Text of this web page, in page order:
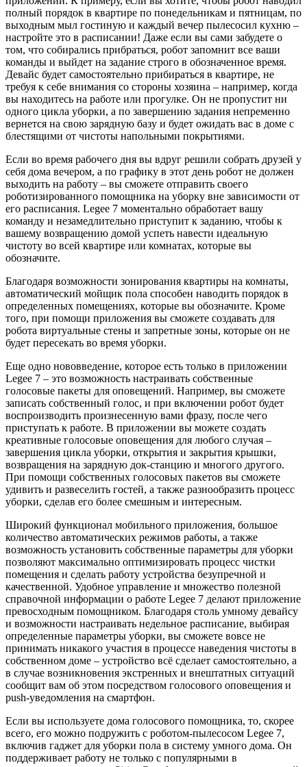
полный порядок в квартире по понедельникам и пятницам, по
выходным мыл гостиную и каждый вечер пылесосил кухню –
настройте это в расписании! Даже если вы сами забудете о
том, что собирались прибраться, робот запомнит все ваши
команды и выйдет на задание строго в обозначенное время.
Девайс будет самостоятельно прибираться в квартире, не
требуя к себе внимания со стороны хозяина – например, когда
вы находитесь на работе или прогулке. Он не пропустит ни
одного цикла уборки, а по завершению задания непременно
вернется на свою зарядную базу и будет ожидать вас в доме с
блестящими от чистоты напольными покрытиями.
Если во время рабочего дня вы вдруг решили собрать друзей у
себя дома вечером, а по графику в этот день робот не должен
выходить на работу – вы сможете отправить своего
роботизированного помощника на уборку вне зависимости от
его расписания. Legee 7 моментально обработает вашу
команду и незамедлительно приступит к заданию, чтобы к
вашему возвращению домой успеть навести идеальную
чистоту во всей квартире или комнатах, которые вы
обозначите.
Благодаря возможности зонирования квартиры на комнаты,
автоматический мойщик пола способен наводить порядок в
определенных помещениях, которые вы обозначите. Кроме
того, при помощи приложения вы сможете создавать для
робота виртуальные стены и запретные зоны, которые он не
будет пересекать во время уборки.
Еще одно нововведение, которое есть только в приложении
Legee 7 – это возможность настраивать собственные
голосовые пакеты для оповещений. Например, вы сможете
записать собственный голос, и при включении робот будет
воспроизводить произнесенную вами фразу, после чего
приступать к работе. В приложении вы можете создать
креативные голосовые оповещения для любого случая –
завершения цикла уборки, открытия и закрытия крышки,
возвращения на зарядную док-станцию и многого другого.
При помощи собственных голосовых пакетов вы сможете
удивить и развеселить гостей, а также разнообразить процесс
уборки, сделав его более смешным и интересным.
Широкий функционал мобильного приложения, большое
количество автоматических режимов работы, а также
возможность установить собственные параметры для уборки
позволяют максимально оптимизировать процесс чистки
помещения и сделать работу устройства безупречной и
качественной. Удобное управление и множество полезной
справочной информации о работе Legee 7 делают приложение
превосходным помощником. Благодаря столь умному девайсу
и возможности настраивать недельное расписание, выбирая
определенные параметры уборки, вы сможете вовсе не
принимать никакого участия в процессе наведения чистоты в
собственном доме – устройство всё сделает самостоятельно, а
в случае возникновения экстренных и внештатных ситуаций
сообщит вам об этом посредством голосового оповещения и
push-уведомления на смартфон.
Если вы используете дома голосового помощника, то, скорее
всего, его можно подружить с роботом-пылесосом Legee 7,
включив гаджет для уборки пола в систему умного дома. Он
поддерживает работу не только с популярными в